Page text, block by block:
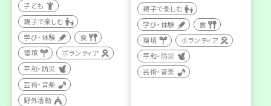
子ども
親子で楽しむ
学び・体験
食
環境
ボランティア
平和・防災
芸術・音楽
野外活動
親子で楽しむ
学び・体験
食
環境
ボランティア
平和・防災
芸術・音楽